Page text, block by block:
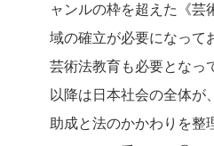
ャンルの枠を超えた《芸
域の確立が必要になって
芸術法教育も必要となっ
以降は日本社会の全体が
助成と法のかかわりを整